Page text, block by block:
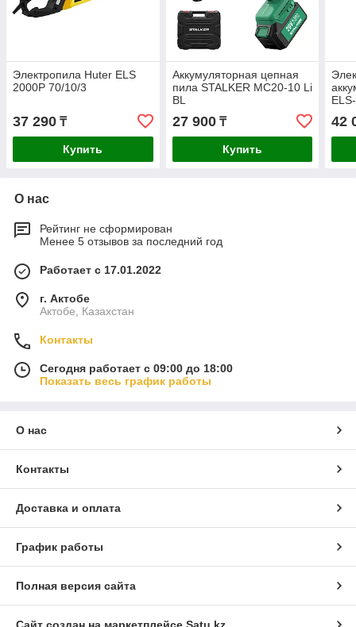
Электропила Huter ELS
2000P 70/10/3
37 290 ₸
Купить
Аккумуляторная цепная
пила STALKER MC20-10 Li
BL
27 900₸
Купить
42
О нас
Рейтинг не сформирован
Менее 5 отзывов за последний год
Работает с 17.01.2022
г. Актобе
Актобе, Казахстан
Контакты
Сегодня работает с 09:00 до 18:00
Показать весь график работы
О нас
Контакты
Доставка и оплата
График работы
Полная версия сайта